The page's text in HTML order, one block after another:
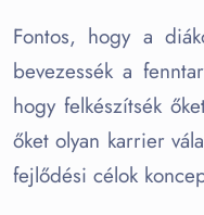
Fontos, hogy a
bevezessék a
hogy felkészítsék
őket olyan karrier
fejlődési célok